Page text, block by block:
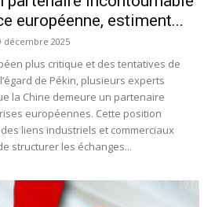
européenne, estiment...
décembre 2025
plus critique et des tentatives de
de Pékin, plusieurs experts
la Chine demeure un partenaire
européennes. Cette position
des liens industriels et commerciaux
structurer les échanges...